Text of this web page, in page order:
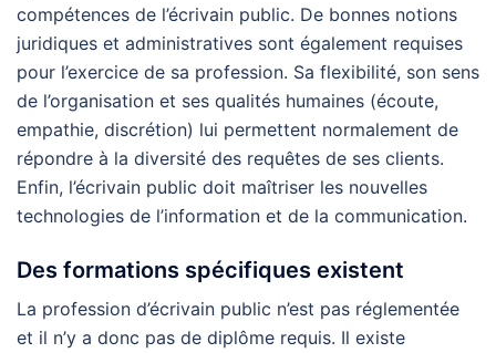
compétences de l’écrivain public. De bonnes notions
juridiques et administratives sont également requises
pour l’exercice de sa profession. Sa flexibilité, son sens
de l’organisation et ses qualités humaines (écoute,
empathie, discrétion) lui permettent normalement de
répondre à la diversité des requêtes de ses clients.
Enfin, l’écrivain public doit maîtriser les nouvelles
technologies de l’information et de la communication.
Des formations spécifiques existent
La profession d’écrivain public n’est pas réglementée
et il n’y a donc pas de diplôme requis. Il existe